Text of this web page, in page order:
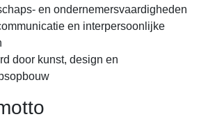
en ondernemersvaardigheden
en interpersoonlijke
door kunst, design en